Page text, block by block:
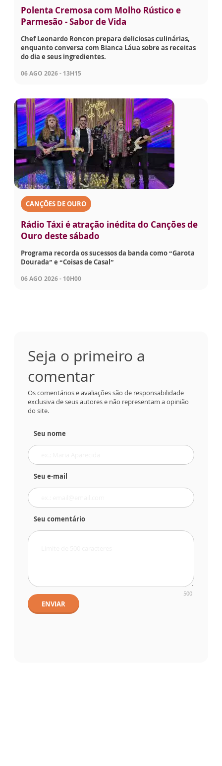
Polenta Cremosa com Molho Rústico e
Parmesão - Sabor de Vida
Chef Leonardo Roncon prepara deliciosas culinárias,
enquanto conversa com Bianca Láua sobre as receitas
do dia e seus ingredientes.
06 AGO 2026 - 13H15
CANÇÕES DE OURO
Rádio Táxi é atração inédita do Canções de
Ouro deste sábado
Programa recorda os sucessos da banda como “Garota
Dourada” e “Coisas de Casal”
06 AGO 2026 - 10H00
Seja o primeiro a
comentar
Os comentários e avaliações são de responsabilidade
exclusiva de seus autores e não representam a opinião
do site.
Seu nome
Seu e-mail
Seu comentário
500
ENVIAR